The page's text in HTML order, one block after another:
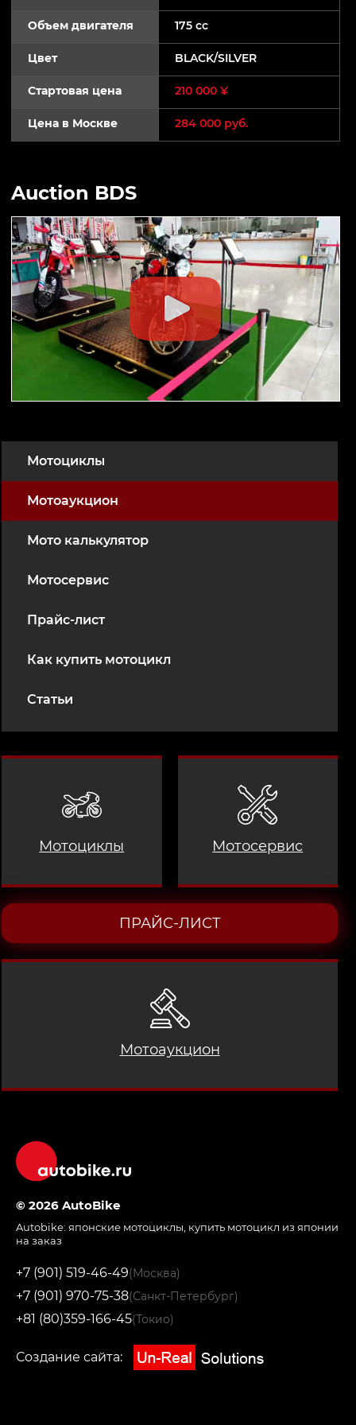
Мотоциклы
Мотоаукцион
Мото калькулятор
Мотосервис
Прайс-лист
Как купить мотоцикл
Статьи
Мотоциклы
Мотоаукцион
Мотосервис
ПРАЙС-ЛИСТ
Объем двигателя 175 cc
Цвет BLACK/SILVER
Стартовая цена 210 000 ¥
Цена в Москве 284 000 руб.
Auction BDS
© 2026 AutoBike
Autobike: японские мотоциклы купить мотоцикл из японии
на заказ
+7 (901) 519-46-49(Москва)
+7 (901) 970-75-38(Санкт-Петербург)
+81 (80)359-166-45(Токио)
Создание сайта: